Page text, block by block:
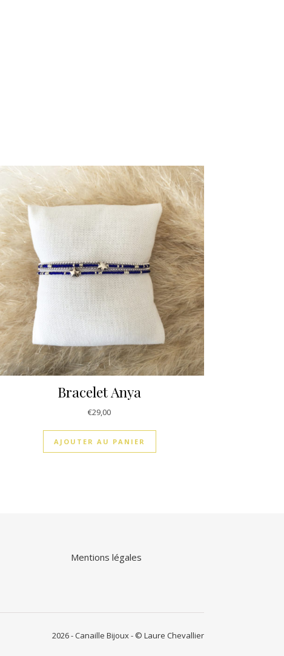
Bracelet Anya
€29,00
AJOUTER AU PANIER
Mentions légales
2026 - Canaille Bijoux - © Laure Chevallier